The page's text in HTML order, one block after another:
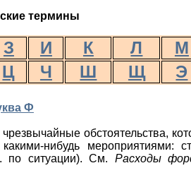
термины
З И К Л М
Ц Ч Ш Щ Э
Ф
обстоятельства,
нибудь мероприятиями:
по ситуации). См. Расходы